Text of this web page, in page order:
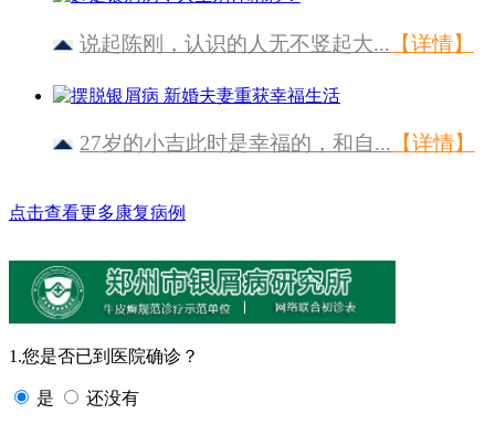
说起陈刚，认识的人无不竖起大... 【详情】
27岁的小吉此时是幸福的，和自... 【详情】
点击查看更多康复病例
1.您是否已到医院确诊？
是 还没有